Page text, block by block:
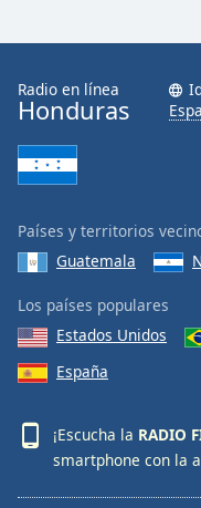
Reset
Done
Close
Modal
End
dialog
window.
Radio en línea
Honduras
Países y territorios
Guatemala
Los países populares
Estados Unidos
España
¡Escucha la RADIO
smartphone con la